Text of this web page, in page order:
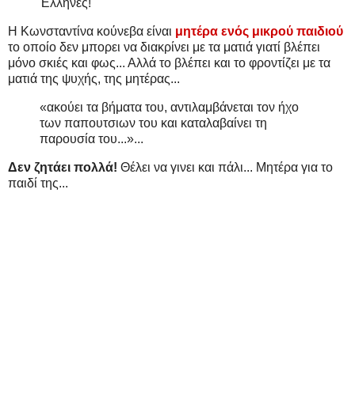
Έλληνες!
Η Κωνσταντίνα κούνεβα είναι μητέρα ενός μικρού παιδιού
το οποίο δεν μπορει να διακρίνει με τα ματιά γιατί βλέπει
μόνο σκιές και φως... Αλλά το βλέπει και το φροντίζει με τα
ματιά της ψυχής, της μητέρας...
«ακούει τα βήματα του, αντιλαμβάνεται τον ήχο
των παπουτσιων του και καταλαβαίνει τη
παρουσία του...»...
Δεν ζητάει πολλά! Θέλει να γινει και πάλι... Μητέρα για το
παιδί της...